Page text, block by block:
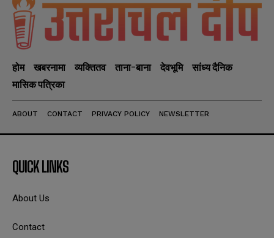
होम खबरनामा व्यक्तितव ताना-बाना देवभूमि
सांध्य दैनिक
मासिक पत्रिका
ABOUT CONTACT PRIVACY POLICY NEWSLETTER
QUICK LINKS
About Us
Contact